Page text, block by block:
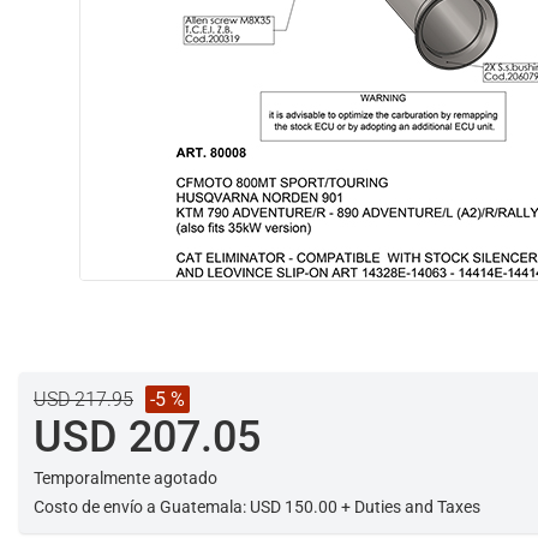
USD 217.95 -5 %
USD 207.05
Temporalmente agotado
Costo de envío a Guatemala: USD 150.00 + Duties and Taxes